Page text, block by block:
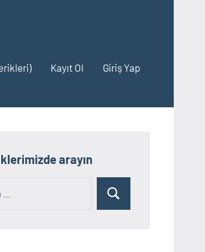
Kayıt Ol Giriş Yap
arayın
Ara